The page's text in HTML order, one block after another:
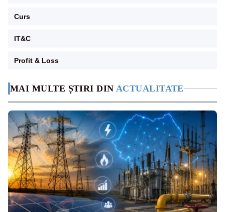
MAI MULTE ȘTIRI DIN ACTUALITATE
Curs
IT&C
Profit & Loss